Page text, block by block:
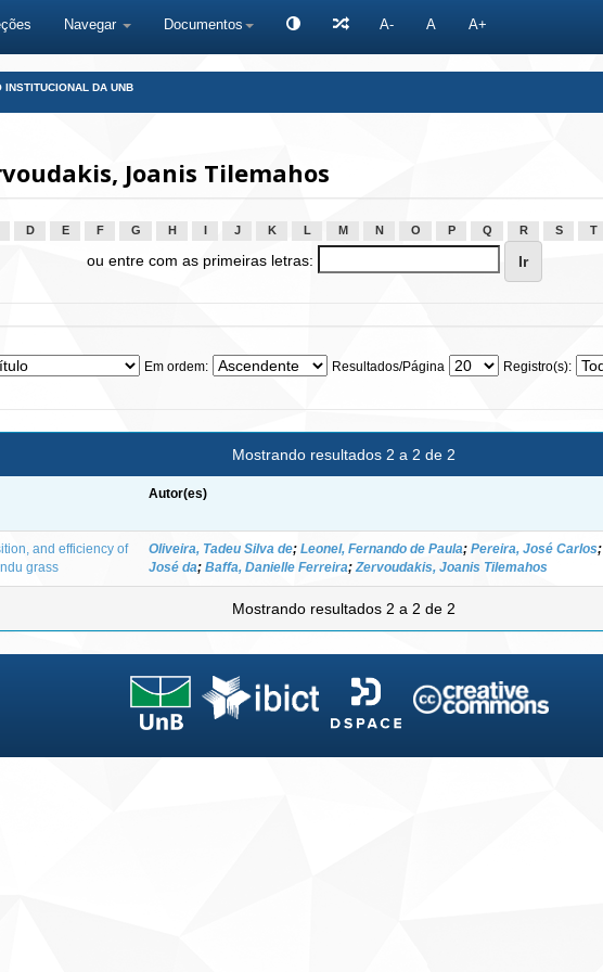
Navegar Documentos A- A A+
INSTITUCIONAL DA UNB
Joanis Tilemahos
D E F G H J K L M N O P Q R S T
ou entre com as primeiras letras:
Em ordem: Resultados/Página Registro(s):
Mostrando resultados 2 a 2 de 2
Autor(es)
and efficiency of
grass
Oliveira, Tadeu Silva de; Leonel, Fernando de Paula; Pereira, José Carlos;
José da; Baffa, Danielle Ferreira; Zervoudakis, Joanis Tilemahos
Mostrando resultados 2 a 2 de 2